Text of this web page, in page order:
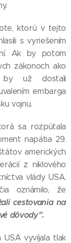
ktorú v tejto
s vyriešením
Ak by potom
zákonoch ako
by už dostali
embarga
vojnu.
sa rozpútala
napätia 29.
amerických
z niklového
vlády USA.
oznámilo, že
cestovania na
dôvody".
vyvíjala tlak